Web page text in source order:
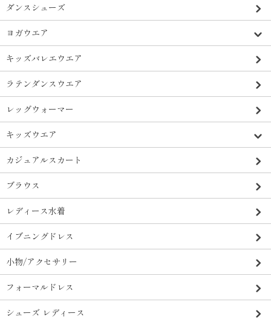
ダンスシューズ
ヨガウエア
キッズバレエウエア
ラテンダンスウエア
レッグウォーマー
キッズウエア
カジュアルスカート
ブラウス
レディース水着
イブニングドレス
小物/アクセサリー
フォーマルドレス
シューズ レディース